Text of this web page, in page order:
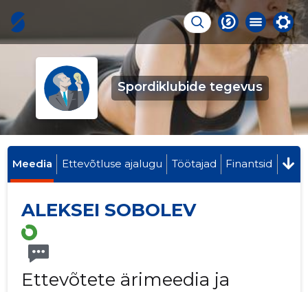
Spordiklubide tegevus
Meedia Ettevõtluse ajalugu Töötajad Finantsid
ALEKSEI SOBOLEV
Ettevõtete ärimeedia ja